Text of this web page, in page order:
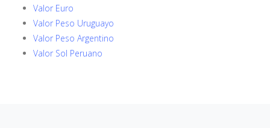
Valor Euro
Valor Peso Uruguayo
Valor Peso Argentino
Valor Sol Peruano